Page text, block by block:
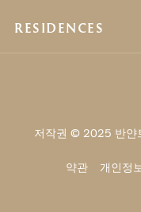
RESIDENCES
저작권 © 2025 반얀
약관 개인정